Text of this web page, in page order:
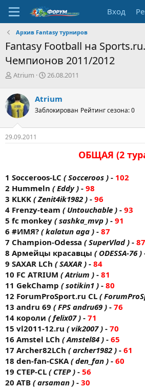
Вход
Архив Fantasy турниров
Fantasy Football на
Чемпионов 2011/2012
А
т
о
р
т
е
м
Atrium
Д
а
н
ч
26.08.2011
Atrium
Заблокирован Рейтинг сезона: 0
29.09.2011
ОБЩАЯ (2
1 Socceroos-LC ( Socceroos ) - 102
2 Hummeln ( Eddy ) - 98
3 KLKK ( Zenit4ik1982 ) - 96
4 Frenzy-team ( Untouchable ) - 93
5 fc monkey ( sashka_mvp ) - 91
6 #ИМЯ? ( kalatun aga ) - 87
7 Champion-Odessa ( SuperVlad ) - 87
8 Армейцы красавцы ( ODESSA-76 )
9 SAXAR LCh ( SAXAR ) - 84
10 FC AТRIUM ( Atrium ) - 81
11 GekChamp ( sotikin1 ) - 80
12 ForumProSport.ru CL (
13 andru 69 ( FPS andru69 ) - 76
14 короли ( felix07 ) - 71
15 vl2011-12.ru ( vik2007 ) - 70
16 Amstel LCh ( Amstel84 ) - 65
17 Archer82LCh ( archer1982 ) - 61
18 den-fan-CSKA ( den_fan ) - 60
19 CTEP-CL ( CTEP ) - 56
20 ATB ( arsaman ) - 30